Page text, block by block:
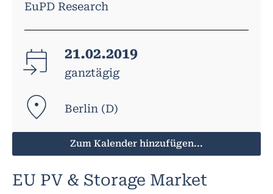
EuPD Research
21.02.2019
ganztägig
Berlin (D)
Zum Kalender hinzufügen...
EU PV & Storage Market